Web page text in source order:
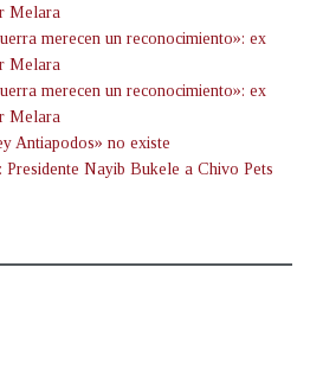
Melara
merecen un reconocimiento»: ex
Melara
merecen un reconocimiento»: ex
Melara
Antiapodos» no existe
Presidente Nayib Bukele a Chivo Pets